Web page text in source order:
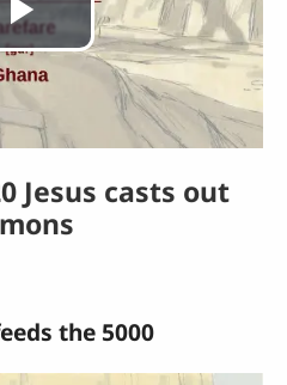
Lire
la
vidéo
Jesus casts out
the 5000